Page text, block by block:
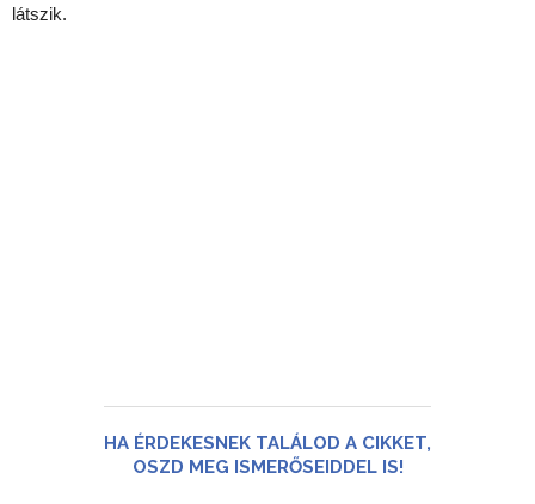
látszik.
HA ÉRDEKESNEK TALÁLOD A CIKKET,
OSZD MEG ISMERŐSEIDDEL IS!